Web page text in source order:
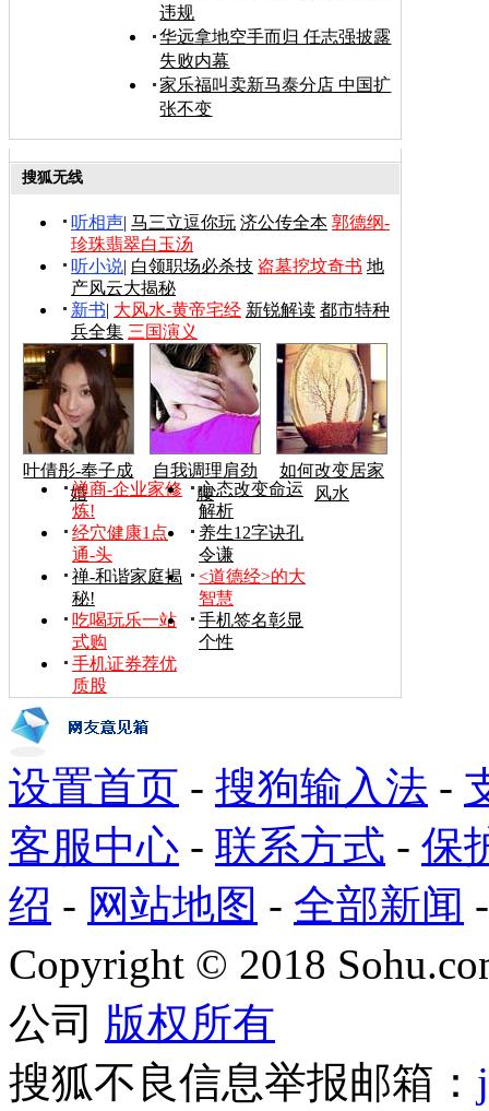
违规
华远拿地空手而归 任志强披露
失败内幕
家乐福叫卖新马泰分店 中国扩
张不变
搜狐无线
听相声| 马三立逗你玩 济公传全本 郭德纲-
珍珠翡翠白玉汤
听小说| 白领职场必杀技 盗墓挖坟奇书 地
产风云大揭秘
新书| 大风水-黄帝宅经 新锐解读 都市特种
兵全集 三国演义
叶倩彤-奉子成
婚
自我调理肩劲
腰
如何改变居家
风水
禅商-企业家修
炼!
心态改变命运
解析
经穴健康1点
通-头
养生12字诀孔
令谦
禅-和谐家庭揭
秘!
<道德经>的大
智慧
吃喝玩乐一站
式购
手机签名彰显
个性
手机证券荐优
质股
设置首页 - 搜狗输入法 -
客服中心 - 联系方式 - 保
绍 - 网站地图 - 全部新闻
Copyright © 2018
公司 版权所有
搜狐不良信息举报邮箱：